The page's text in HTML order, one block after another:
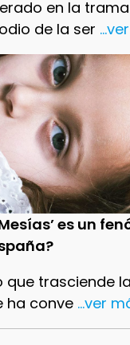
en la trama
de la ser
es un
que trasciende
ha conve...ver